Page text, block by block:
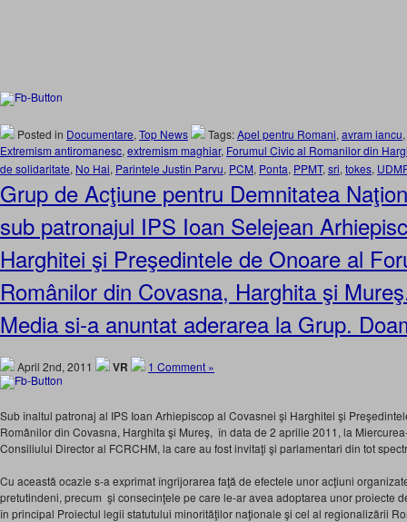
Posted in Documentare, Top News Tags:Apel pentru Romani, avram iancu,
Extremism antiromanesc, extremism maghiar, Forumul Civic al Romanilor din
de solidaritate, No Hai, Parintele Justin Parvu, PCM, Ponta, PPMT, sri, tokes,
Grup de Acţiune pentru Demnitatea
sub patronajul IPS Ioan Selejean
Harghitei şi Preşedintele de Onoare al
Românilor din Covasna, Harghita şi
Media si-a anuntat aderarea la Grup.
April 2nd, 2011 VR 1 Comment »
Sub înaltul patronaj al IPS Ioan Arhiepiscop al Covasnei şi Harghitei şi
Românilor din Covasna, Harghita şi Mureş, în data de 2 aprilie 2011, la
Consiliului Director al FCRCHM, la care au fost invitaţi şi parlamentari din tot
Cu această ocazie s-a exprimat îngrijorarea faţă de efectele unor acţiuni
pretutindeni, precum şi consecinţele pe care le-ar avea adoptarea unor proiecte
în principal Proiectul legii statutului minorităţilor naţionale şi cel al regionalizării